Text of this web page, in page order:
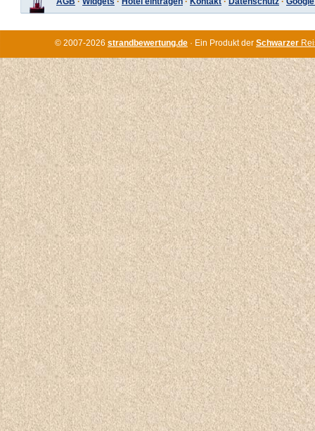
© 2007-2026 strandbewertung.de · Ein Produkt der Schwarzer